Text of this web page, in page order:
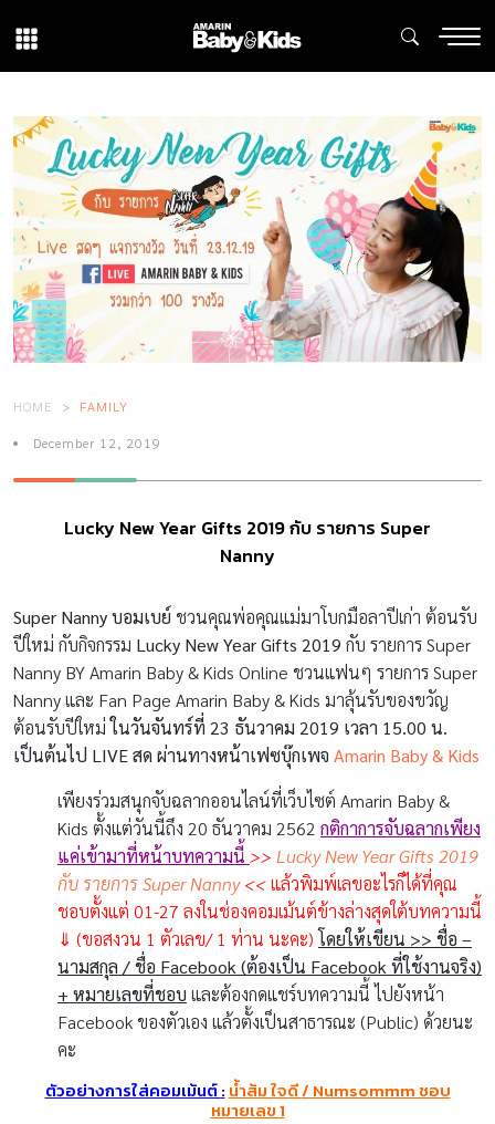
HOME FAMILY
December 12, 2019
Lucky New Year Gifts 2019 กับ รายการ Super
Nanny
Super Nannyบอมเบย์ ชวนคุณพ่อคุณแม่มาโบกมือลาปีเก่า ต้อนรับ
ปีใหม่ กับกิจกรรม Lucky New Year Gifts 2019 กับ รายการ Super
Nanny BY Amarin Baby & Kids Online ชวนแฟนๆ รายการ Super
Nanny และ Fan Page Amarin Baby & Kids มาลุ้นรับของขวัญ
ต้อนรับปีใหม่ในวันจันทร์ที่ 23 ธันวาคม 2019 เวลา 15.00 น.
เป็นต้นไป LIVE สด ผ่านทางหน้าเฟซบุ๊กเพจ Amarin Baby & Kids
เพียงร่วมสนุกจับฉลากออนไลน์ที่เว็บไซต์ Amarin Baby &
Kids ตั้งแต่วันนี้ถึง 20 ธันวาคม 2562 กติกาการจับฉลากเพียง
แค่เข้ามาที่หน้าบทความนี้ >> Lucky New Year Gifts 2019
กับ รายการ Super Nanny<<แล้วพิมพ์เลขอะไรก็ได้ที่คุณ
ชอบตั้งแต่ 01-27 ลงในช่องคอมเม้นต์ข้างล่างสุดใต้บทความนี้
⇓ (ขอสงวน 1 ตัวเลข/ 1 ท่าน นะคะ) โดยให้เขียน >> ชื่อ –
นามสกุล /ชื่อ Facebook (ต้องเป็น Facebook ที่ใช้งานจริง)
+ หมายเลขที่ชอบ และต้องกดแชร์บทความนี้ ไปยังหน้า
Facebook ของตัวเอง แล้วตั้งเป็นสาธารณะ (Public) ด้วยนะ
คะ
ตัวอย่างการใส่คอมเม้นต์: น้ำส้ม ใจดี/ Numsommm ชอบ
หมายเลข1